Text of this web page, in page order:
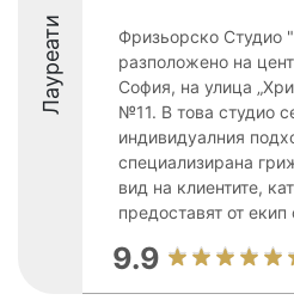
Лауреати
Фризьорско Студио
разположено на
София, на улица
№11. В това студио
индивидуалния
специализирана
вид на клиентите,
предоставят от екип
9.9